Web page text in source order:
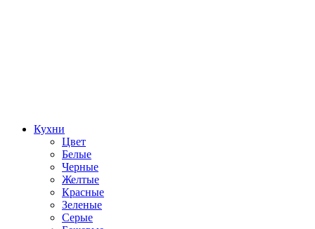
Кухни
Цвет
Белые
Черные
Желтые
Красные
Зеленые
Серые